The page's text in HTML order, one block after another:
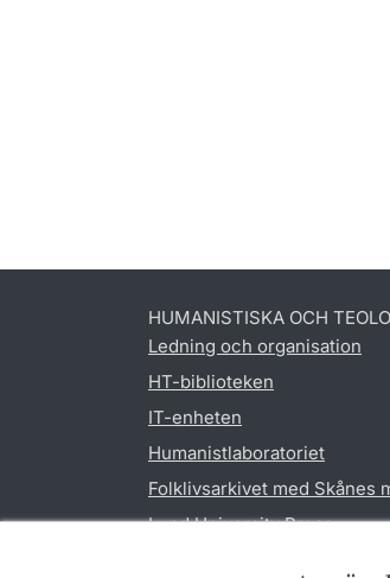
HUMANISTISKA OCH
Ledning och organisation
HT-biblioteken
IT-enheten
Humanistlaboratoriet
Folklivsarkivet med Skånes
Lund University Press